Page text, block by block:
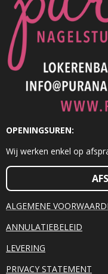
OPENINGSUREN:
Wij werken enkel op
ALGEMENE
ANNULATIEBELEID
LEVERING
PRIVACY STATEMENT